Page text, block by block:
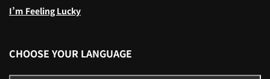
I’m Feeling Lucky
CHOOSE YOUR LANGUAGE